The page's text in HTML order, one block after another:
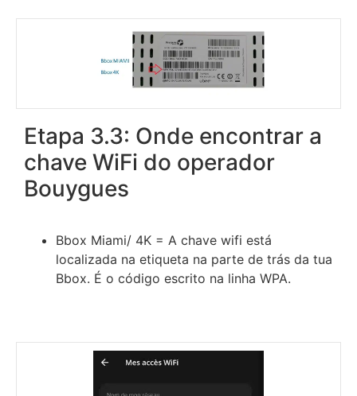
Etapa 3.3: Onde encontrar a
chave WiFi do operador
Bouygues
Bbox Miami/ 4K = A chave wifi está
localizada na etiqueta na parte de trás da tua
Bbox. É o código escrito na linha WPA.